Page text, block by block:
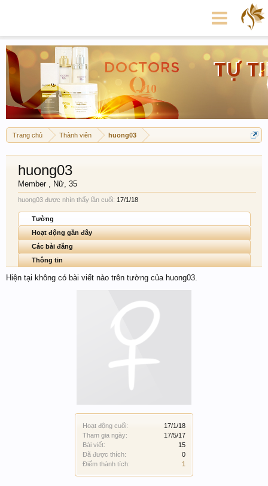
Trang chủ Thành viên huong03
Hoạt động cuối:
17/1/18
Tham gia ngày:
17/5/17
Bài viết:
15
Đã được thích:
0
Điểm thành tích:
1
huong03
Member , Nữ, 35
huong03 được nhìn thấy lần cuối: 17/1/18
Tường
Hoạt động gần đây
Các bài đăng
Thông tin
Hiện tại không có bài viết nào trên tường của huong03.